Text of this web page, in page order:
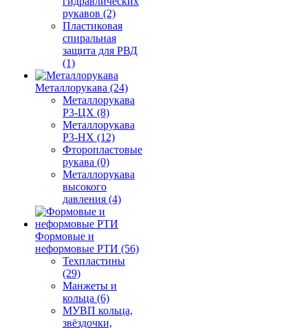
рукавов (2)
Пластиковая
спиральная
защита для РВД
(1)
Металлорукава (24)
Металлорукава
Р3-ЦХ (8)
Металлорукава
Р3-НХ (12)
Фторопластовые
рукава (0)
Металлорукава
высокого
давления (4)
Формовые и
неформовые РТИ (56)
Техпластины
(29)
Манжеты и
кольца (6)
МУВП кольца,
звёздочки,